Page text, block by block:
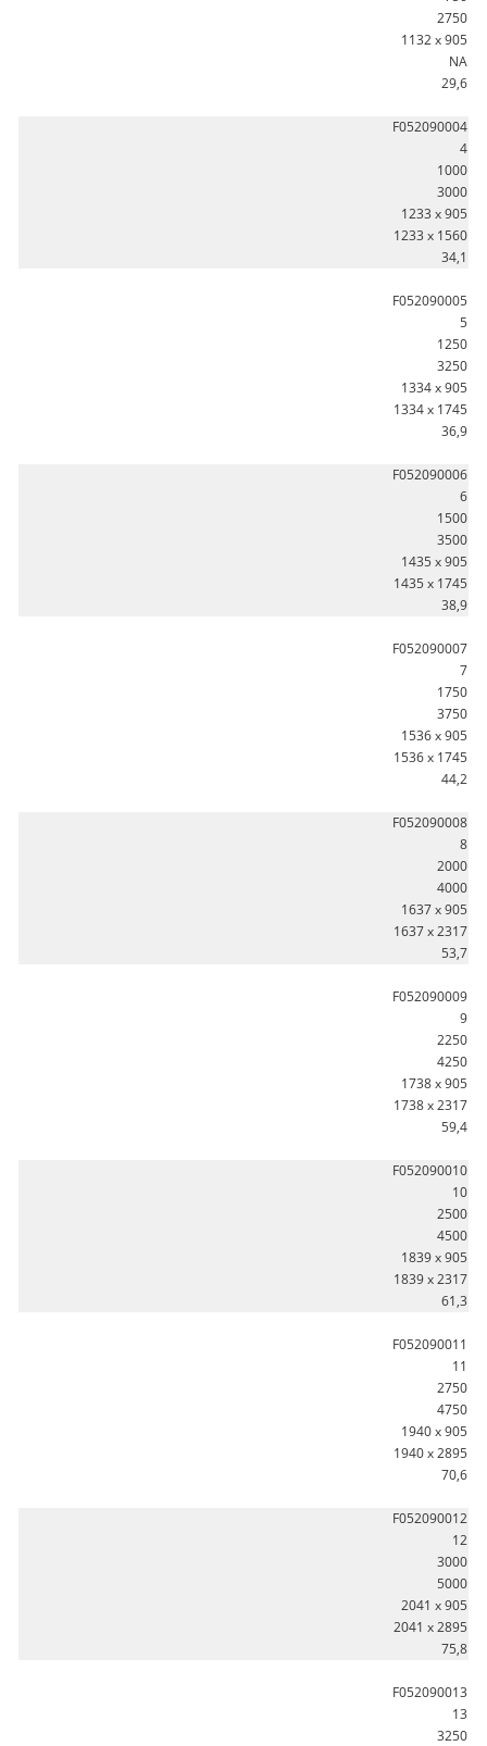
2750
1132 x 905
NA
29,6
F052090004
4
1000
3000
1233 x 905
1233 x 1560
34,1
F052090005
5
1250
3250
1334 x 905
1334 x 1745
36,9
F052090006
6
1500
3500
1435 x 905
1435 x 1745
38,9
F052090007
7
1750
3750
1536 x 905
1536 x 1745
44,2
F052090008
8
2000
4000
1637 x 905
1637 x 2317
53,7
F052090009
9
2250
4250
1738 x 905
1738 x 2317
59,4
F052090010
10
2500
4500
1839 x 905
1839 x 2317
61,3
F052090011
11
2750
4750
1940 x 905
1940 x 2895
70,6
F052090012
12
3000
5000
2041 x 905
2041 x 2895
75,8
F052090013
13
3250